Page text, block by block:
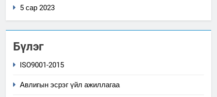
5 сар 2023
Бүлэг
ISO9001-2015
Авлигын эсрэг үйл ажиллагаа